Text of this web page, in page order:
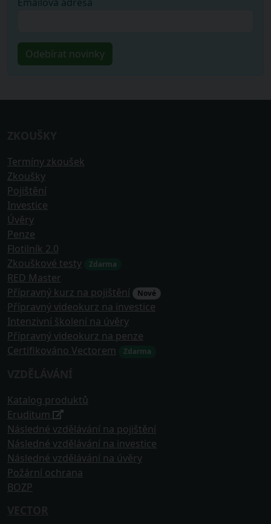
Termíny zkoušek
Zkoušky
Pojištění
Investice
Úvěry
Penze
Flotilník 2.0
Zkouškové testy
Zdarma
RED Master
Přípravný kurz na pojištění
Nové
Přípravný videokurz na investice
Intenzivní školení na úvěry
Přípravný videokurz na penze
Certifikováno Vectorem
Zdarma
Katalog produktů
Eruditum
Následné vzdělávání na pojištění
Následné vzdělávání na investice
Následné vzdělávání na úvěry
Požární ochrana
BOZP